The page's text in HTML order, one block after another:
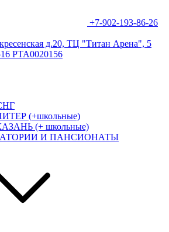
+7-902-193-86-26
д.20, ТЦ "Титан Арена", 5
РТА0020156
(+школьные)
(+ школьные)
И ПАНСИОНАТЫ